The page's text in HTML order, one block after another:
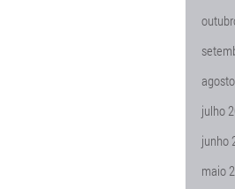
julho
junho
maio